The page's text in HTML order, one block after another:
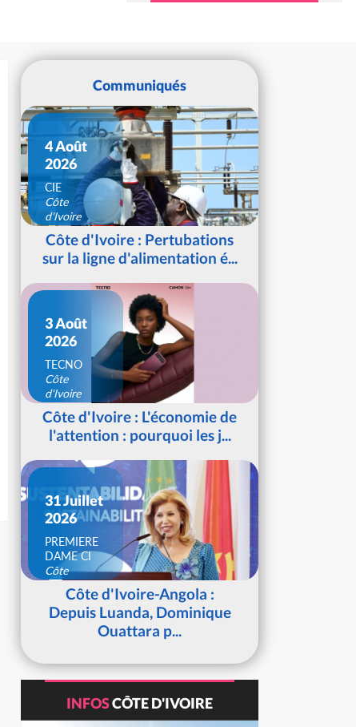
Communiqués
4 Août
2026
CIE
Côte
d'Ivoire
Côte d'Ivoire : Pertubations
sur la ligne d'alimentation é...
3 Août
2026
TECNO
Côte
d'Ivoire
Côte d'Ivoire : L'économie de
l'attention : pourquoi les j...
31 Juillet
2026
PREMIERE
DAME CI
Côte
d'IvoireCôte d'Ivoire-Angola :
Depuis Luanda, Dominique
Ouattara p...
INFOSCÔTE D'IVOIRE